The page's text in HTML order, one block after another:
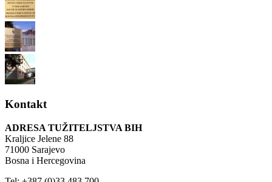
Kontakt
ADRESA TUŽITELJSTVA BIH
Kraljice Jelene 88
71000 Sarajevo
Bosna i Hercegovina